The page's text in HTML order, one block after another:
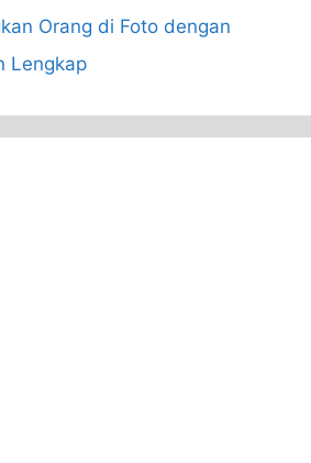
Orang di Foto dengan
Lengkap